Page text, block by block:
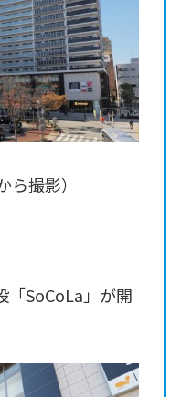
撮影）
「SoCoLa」が開